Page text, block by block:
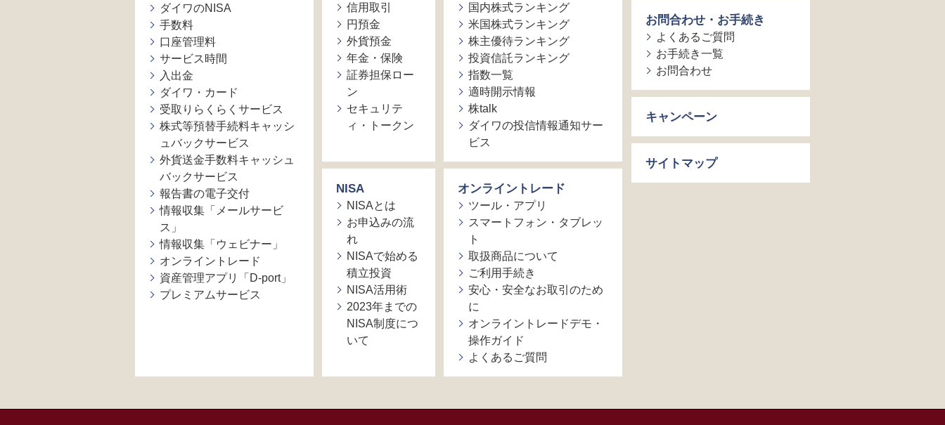
ダイワのNISA
手数料
口座管理料
サービス時間
入出金
ダイワ・カード
受取りらくらくサービス
株式等預替手続料キャッシ
ュバックサービス
外貨送金手数料キャッシュ
バックサービス
報告書の電子交付
情報収集「メールサービ
ス」
情報収集「ウェビナー」
オンライントレード
資産管理アプリ「D-port」
プレミアムサービス
信用取引
円預金
外貨預金
年金・保険
証券担保ロー
ン
セキュリテ
ィ・トークン
NISA
NISAとは
お申込みの流
れ
NISAで始める
積立投資
NISA活用術
2023年までの
NISA制度につ
いて
国内株式ランキング
米国株式ランキング
株主優待ランキング
投資信託ランキング
指数一覧
適時開示情報
株talk
ダイワの投信情報通知サー
ビス
オンライントレード
ツール・アプリ
スマートフォン・タブレッ
ト
取扱商品について
ご利用手続き
安心・安全なお取引のため
に
オンライントレードデモ・
操作ガイド
よくあるご質問
お問合わせ・お手続き
よくあるご質問
お手続き一覧
お問合わせ
キャンペーン
サイトマップ